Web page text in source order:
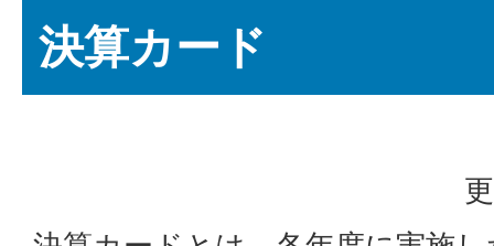
決算カード